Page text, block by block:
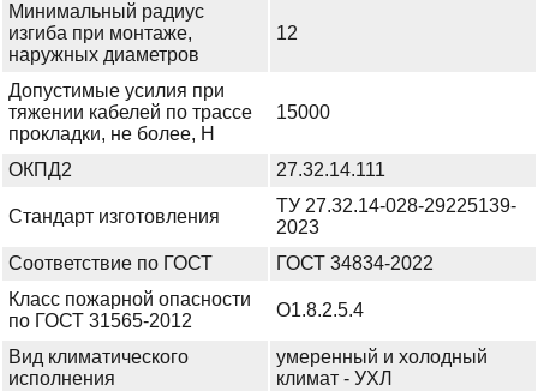
Минимальный радиус
изгиба при монтаже,
наружных диаметров
12
Допустимые усилия при
тяжении кабелей по трассе
прокладки, не более, Н
15000
ОКПД2 27.32.14.111
Стандарт изготовления
ТУ 27.32.14-028-29225139-
2023
Соответствие по ГОСТ
ГОСТ 34834-2022
Класс пожарной опасности
по ГОСТ 31565-2012
О1.8.2.5.4
Вид климатического
исполнения
умеренный и холодный
климат - УХЛ